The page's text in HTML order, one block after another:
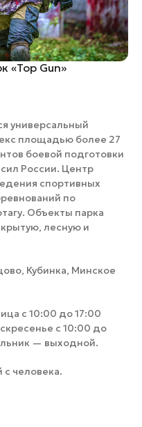
«Top Gun»
универсальный
площадью более 27
боевой подготовки
России. Центр
спортивных
по
Объекты парка
лесную и
Кубинка, Минское
с 10:00 до 17:00
с 10:00 до
— выходной.
с человека.